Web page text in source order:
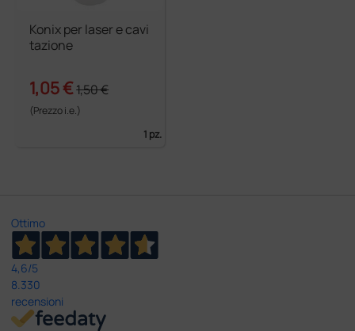
Konix per laser e cavi
tazione
1,05 €1,50 €
(Prezzo i.e.)
1 pz.
Ottimo
4,6/5
8.330
recensioni